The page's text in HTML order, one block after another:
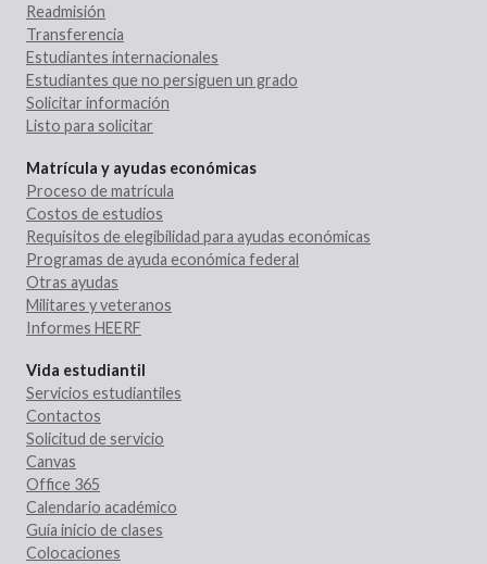
Readmisión
Transferencia
Estudiantes internacionales
Estudiantes que no persiguen un grado
Solicitar información
Listo para solicitar
Matrícula y ayudas económicas
Proceso de matrícula
Costos de estudios
Requisitos de elegibilidad para ayudas económicas
Programas de ayuda económica federal
Otras ayudas
Militares y veteranos
Informes HEERF
Vida estudiantil
Servicios estudiantiles
Contactos
Solicitud de servicio
Canvas
Office 365
Calendario académico
Guía inicio de clases
Colocaciones